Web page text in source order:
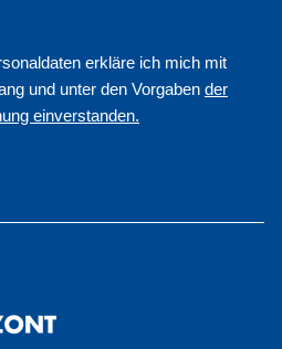
erkläre ich mich mit
und unter den Vorgaben der
einverstanden.